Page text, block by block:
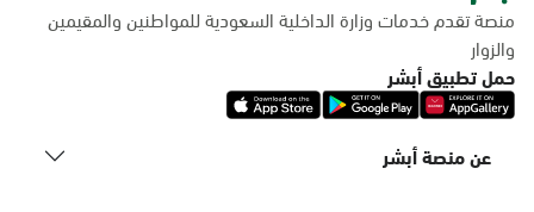
منصة تقدم خدمات وزارة الداخلية السعودية للمواطنين والمقيمين
والزوار
حمل تطبيق أبشر
عن منصة أبشر